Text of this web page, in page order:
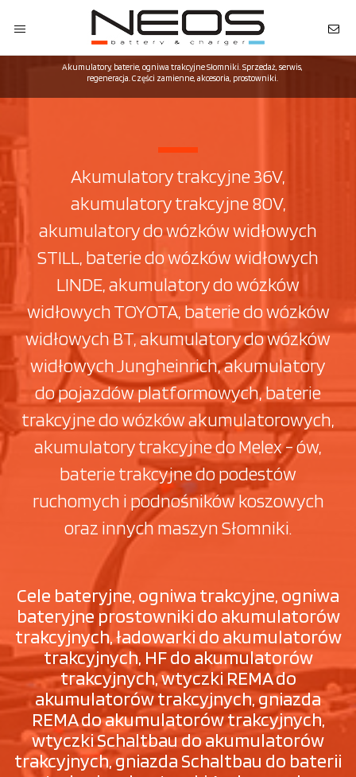
Akumulatory, baterie, ogniwa trakcyjne Słomniki. Sprzedaż, serwis,
regeneracja. Części zamienne, akcesoria, prostowniki.
Akumulatory trakcyjne 36V,
akumulatory trakcyjne 80V,
akumulatory do wózków widłowych
STILL, baterie do wózków widłowych
LINDE, akumulatory do wózków
widłowych TOYOTA, baterie do wózków
widłowych BT, akumulatory do wózków
widłowych Jungheinrich, akumulatory
do pojazdów platformowych, baterie
trakcyjne do wózków akumulatorowych,
akumulatory trakcyjne do Melex - ów,
baterie trakcyjne do podestów
ruchomych i podnośników koszowych
oraz innych maszyn Słomniki.
Cele bateryjne, ogniwa trakcyjne, ogniwa
bateryjne prostowniki do akumulatorów
trakcyjnych, ładowarki do akumulatorów
trakcyjnych, HF do akumulatorów
trakcyjnych, wtyczki REMA do
akumulatorów trakcyjnych, gniazda
REMA do akumulatorów trakcyjnych,
wtyczki Schaltbau do akumulatorów
trakcyjnych, gniazda Schaltbau do baterii